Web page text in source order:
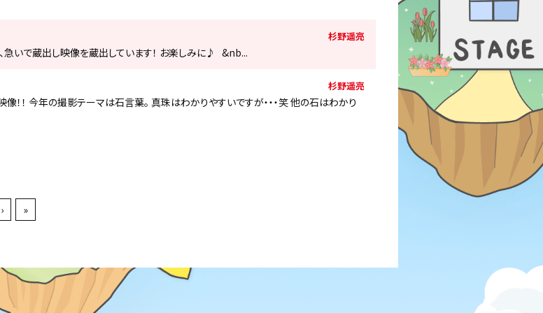
杉野遥亮
急いで蔵出し映像を蔵出しています！ お楽しみに♪ &nb...
杉野遥亮
！！ 今年の撮影テーマは石言葉。 真珠はわかりやすいですが・・・笑 他の石はわかり
› »